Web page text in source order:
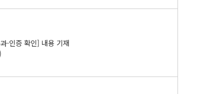
·인증 확인] 내용 기재